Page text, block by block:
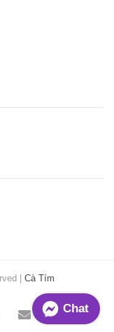
| Cà Tím
Mail Chat